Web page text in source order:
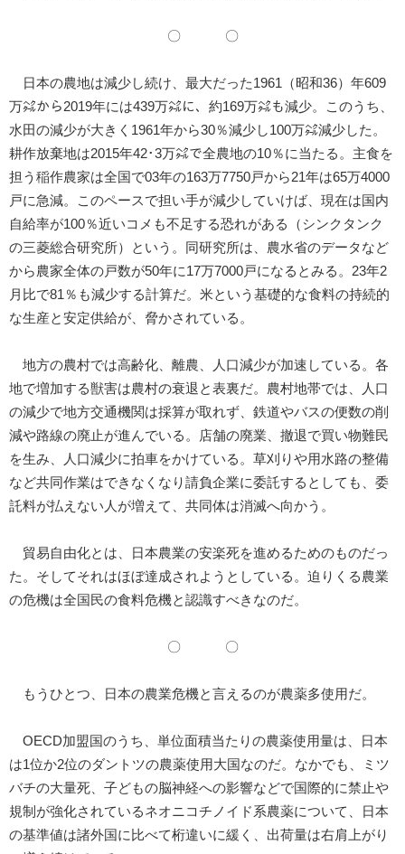
〇 〇
日本の農地は減少し続け、最大だった1961（昭和36）年609
万㌶から2019年には439万㌶に、約169万㌶も減少。このうち、
水田の減少が大きく1961年から30％減少し100万㌶減少した。
耕作放棄地は2015年42･3万㌶で全農地の10％に当たる。主食を
担う稲作農家は全国で03年の163万7750戸から21年は65万4000
戸に急減。このペースで担い手が減少していけば、現在は国内
自給率が100％近いコメも不足する恐れがある（シンクタンク
の三菱総合研究所）という。同研究所は、農水省のデータなど
から農家全体の戸数が50年に17万7000戸になるとみる。23年2
月比で81％も減少する計算だ。米という基礎的な食料の持続的
な生産と安定供給が、脅かされている。
地方の農村では高齢化、離農、人口減少が加速している。各
地で増加する獣害は農村の衰退と表裏だ。農村地帯では、人口
の減少で地方交通機関は採算が取れず、鉄道やバスの便数の削
減や路線の廃止が進んでいる。店舗の廃業、撤退で買い物難民
を生み、人口減少に拍車をかけている。草刈りや用水路の整備
など共同作業はできなくなり請負企業に委託するとしても、委
託料が払えない人が増えて、共同体は消滅へ向かう。
貿易自由化とは、日本農業の安楽死を進めるためのものだっ
た。そしてそれはほぼ達成されようとしている。迫りくる農業
の危機は全国民の食料危機と認識すべきなのだ。
〇 〇
もうひとつ、日本の農業危機と言えるのが農薬多使用だ。
OECD加盟国のうち、単位面積当たりの農薬使用量は、日本
は1位か2位のダントツの農薬使用大国なのだ。なかでも、ミツ
バチの大量死、子どもの脳神経への影響などで国際的に禁止や
規制が強化されているネオニコチノイド系農薬について、日本
の基準値は諸外国に比べて桁違いに緩く、出荷量は右肩上がり